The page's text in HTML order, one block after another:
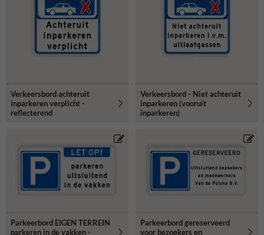
Verkeersbord achteruit
inparkeren verplicht -
reflecterend
Verkeersbord - Niet achteruit
inparkeren (vooruit
inparkeren)
Parkeerbord EIGEN TERREIN
parkeren in de vakken -
Parkeerbord gereserveerd
voor bezoekers en